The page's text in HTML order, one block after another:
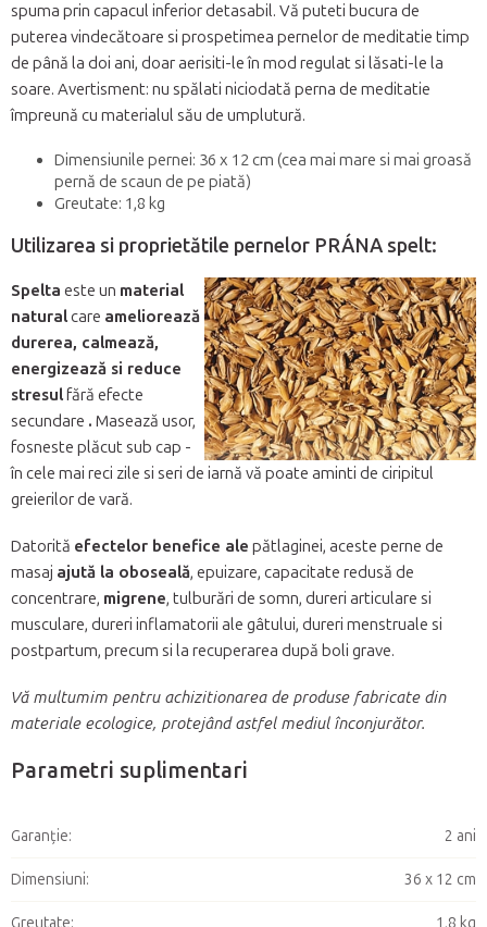
spuma prin capacul inferior detasabil. Vă puteti bucura de
puterea vindecătoare si prospetimea pernelor de meditatie timp
de până la doi ani, doar aerisiti-le în mod regulat si lăsati-le la
soare. Avertisment: nu spălati niciodată perna de meditatie
împreună cu materialul său de umplutură.
Dimensiunile pernei: 36 x 12 cm (cea mai mare si mai groasă
pernă de scaun de pe piată)
Greutate: 1,8 kg
Utilizarea si proprietătile pernelor PRÁNA spelt:
Spelta este un material
naturalcare ameliorează
durerea, calmează,
energizează si reduce
stresulfără efecte
secundare . Masează usor,
fosneste plăcut sub cap -
în cele mai reci zile si seri de iarnă vă poate aminti de ciripitul
greierilor de vară.
Datorită efectelor benefice ale pătlaginei, aceste perne de
masaj ajută la oboseală, epuizare, capacitate redusă de
concentrare, migrene, tulburări de somn, dureri articulare si
musculare, dureri inflamatorii ale gâtului, dureri menstruale si
postpartum, precum si la recuperarea după boli grave.
Vă multumim pentru achizitionarea de produse fabricate din
materiale ecologice, protejând astfel mediul înconjurător.
Parametri suplimentari
Garanţie: 2 ani
Dimensiuni: 36 x 12 cm